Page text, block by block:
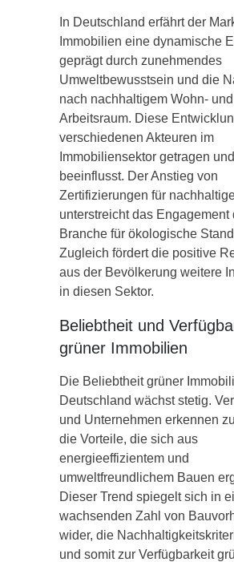
In Deutschland erfährt der
Immobilien eine dynamische
geprägt durch zunehmendes
Umweltbewusstsein und die
nach nachhaltigem Wohn- und
Arbeitsraum. Diese
verschiedenen Akteuren im
Immobiliensektor getragen und
beeinflusst. Der Anstieg von
Zertifizierungen für
unterstreicht das Engagement
Branche für ökologische
Zugleich fördert die positive
aus der Bevölkerung weitere
in diesen Sektor.
Beliebtheit und
grüner Immobilien
Die Beliebtheit grüner
Deutschland wächst stetig.
und Unternehmen erkennen
die Vorteile, die sich aus
energieeffizientem und
umweltfreundlichem Bauen
Dieser Trend spiegelt sich in
wachsenden Zahl von
wider, die
und somit zur Verfügbarkeit